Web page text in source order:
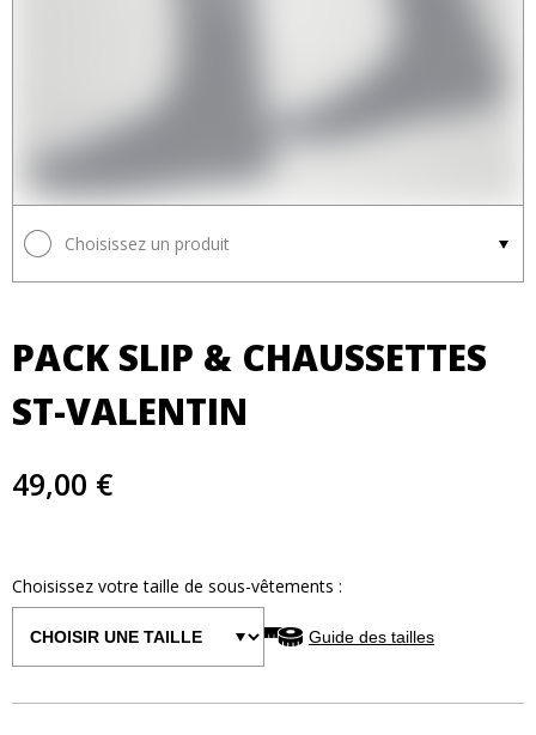
Choisissez un produit
PACK SLIP & CHAUSSETTES ​
ST-VALENTIN
49,00 €
Choisissez votre taille de sous-vêtements :
Guide des tailles